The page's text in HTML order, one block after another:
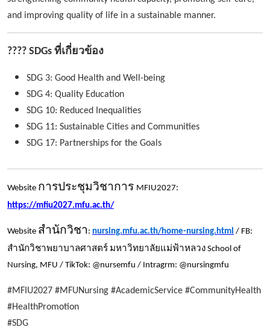
and improving quality of life in a sustainable manner.
???? SDGs ที่เกี่ยวข้อง
SDG 3: Good Health and Well-being
SDG 4: Quality Education
SDG 10: Reduced Inequalities
SDG 11: Sustainable Cities and Communities
SDG 17: Partnerships for the Goals
Website การประชุมวิชาการ MFIU2027:
https://mfiu2027.mfu.ac.th/
Website สำนักวิชา : nursing.mfu.ac.th/home-nursing.html / FB:
สำนักวิชาพยาบาลศาสตร์ มหาวิทยาลัยแม่ฟ้าหลวง School of
Nursing, MFU / TikTok: @nursemfu / Intragrm: @nursingmfu
#MFIU2027 #MFUNursing #AcademicService #CommunityHealth
#HealthPromotion
#SDG